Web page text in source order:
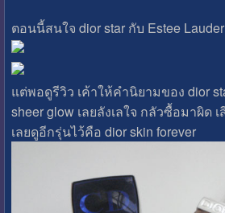
ตอนนี้สนใจ dior star กับ Estee
แต่พอดูรีวิว เค้าให้คำนิยามของ dior
sheer glow เลยลังเลใจ กลัวซื้อมาผิด เ
เลยดูอีกรุ่นไว้คือ dior skin forever